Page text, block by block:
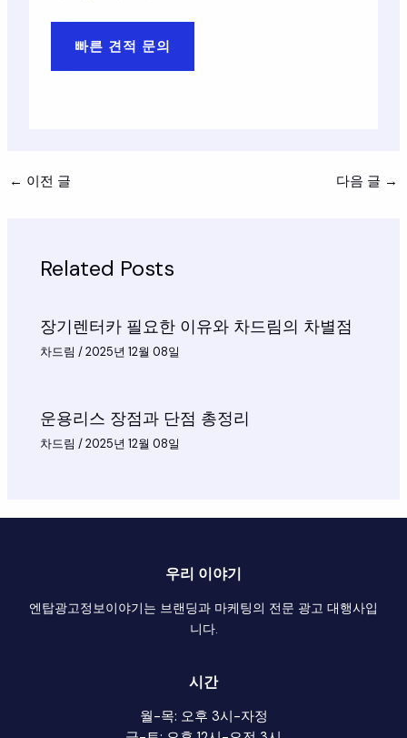
빠른 견적 문의
← 이전 글 다음 글 →
Related Posts
장기렌터카 필요한 이유와 차드림의 차별점
차드림 /2025년 12월 08일
운용리스 장점과 단점 총정리
차드림 /2025년 12월 08일
우리 이야기
엔탑광고정보이야기는 브랜딩과 마케팅의 전문 광고 대행사입
니다.
시간
월-목: 오후 3시-자정